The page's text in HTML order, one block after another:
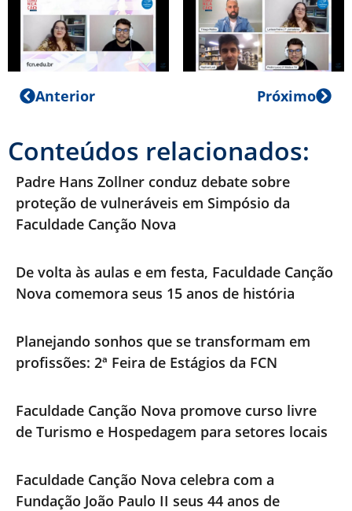
Anterior Próximo
Conteúdos relacionados:
Padre Hans Zollner conduz debate sobre
proteção de vulneráveis em Simpósio da
Faculdade Canção Nova
De volta às aulas e em festa, Faculdade Canção
Nova comemora seus 15 anos de história
Planejando sonhos que se transformam em
profissões: 2ª Feira de Estágios da FCN
Faculdade Canção Nova promove curso livre
de Turismo e Hospedagem para setores locais
Faculdade Canção Nova celebra com a
Fundação João Paulo II seus 44 anos de